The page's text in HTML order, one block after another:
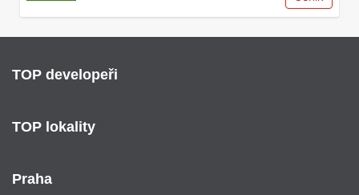
TOP developeři
TOP lokality
Praha